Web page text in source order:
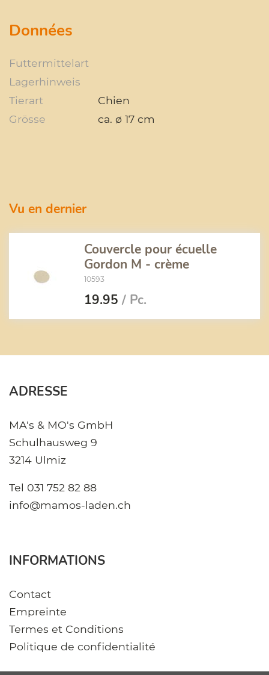
Données
Futtermittelart
Lagerhinweis
Tierart
Chien
Grösse
ca. ø 17 cm
Vu en dernier
Couvercle pour écuelle
Gordon M - crème
10593
19.95 / Pc.
ADRESSE
MA's & MO's GmbH
Schulhausweg 9
3214 Ulmiz
Tel 031 752 82 88
info@mamos-laden.ch
INFORMATIONS
Contact
Empreinte
Termes et Conditions
Politique de confidentialité